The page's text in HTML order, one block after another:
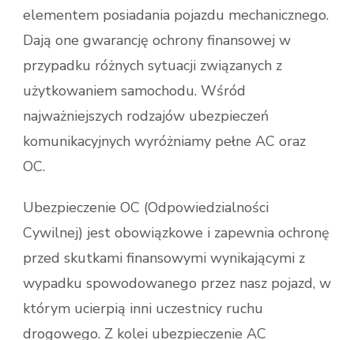
elementem posiadania pojazdu mechanicznego.
Dają one gwarancję ochrony finansowej w
przypadku różnych sytuacji związanych z
użytkowaniem samochodu. Wśród
najważniejszych rodzajów ubezpieczeń
komunikacyjnych wyróżniamy pełne AC oraz
OC.
Ubezpieczenie OC (Odpowiedzialności
Cywilnej) jest obowiązkowe i zapewnia ochronę
przed skutkami finansowymi wynikającymi z
wypadku spowodowanego przez nasz pojazd, w
którym ucierpią inni uczestnicy ruchu
drogowego. Z kolei ubezpieczenie AC